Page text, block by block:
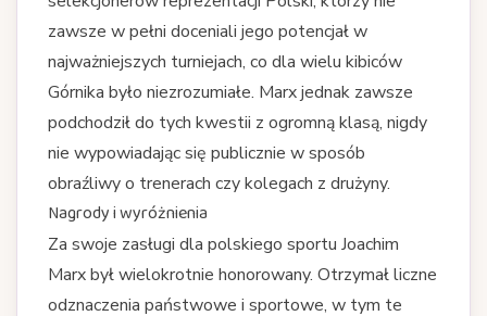
zawsze w pełni doceniali jego potencjał w
najważniejszych turniejach, co dla wielu kibiców
Górnika było niezrozumiałe. Marx jednak zawsze
podchodził do tych kwestii z ogromną klasą, nigdy
nie wypowiadając się publicznie w sposób
obraźliwy o trenerach czy kolegach z drużyny.
Nagrody i wyróżnienia
Za swoje zasługi dla polskiego sportu Joachim
Marx był wielokrotnie honorowany. Otrzymał liczne
odznaczenia państwowe i sportowe, w tym te